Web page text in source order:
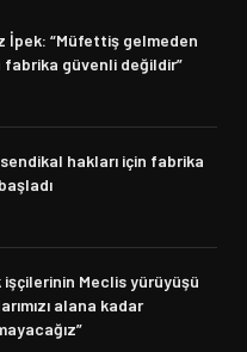
İpek: “Müfettiş gelmeden
güvenli değildir”
hakları için fabrika
işçilerinin Meclis yürüyüşü
alana kadar